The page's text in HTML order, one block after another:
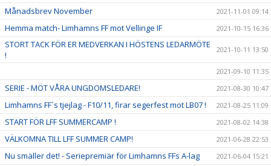
Månadsbrev November 2021-11-01 09:14
Hemma match- Limhamns FF mot Vellinge IF 2021-10-15 16:36
STORT TACK FÖR ER MEDVERKAN I HÖSTENS LEDARMÖTE
!
2021-10-11 13:50
2021-09-10 11:35
SERIE - MÖT VÅRA UNGDOMSLEDARE! 2021-08-30 10:47
Limhamns FF´s tjejlag - F10/11, firar segerfest mot LB07 ! 2021-08-25 11:09
START FÖR LFF SUMMERCAMP ! 2021-08-02 14:38
VÄLKOMNA TILL LFF SUMMER CAMP! 2021-06-28 22:53
Nu smäller det! - Seriepremiär för Limhamns FFs A-lag 2021-06-04 15:21